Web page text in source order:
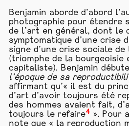
Benjamin aborde d’abord
photographie pour étendre
de l’art en général, dont le
symptomatique d’une crise
signe d’une crise sociale de
(triomphe de la bourgeoisie
capitaliste). Benjamin débute
l’époque de sa
affirmant qu’« il est du
d’art d’avoir toujours été
des hommes avaient fait,
toujours le refaire4». Pour
note que « la reproduction